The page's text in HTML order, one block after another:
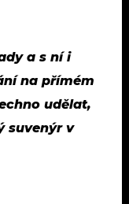
a s ní i
na přímém
udělat,
suvenýr v